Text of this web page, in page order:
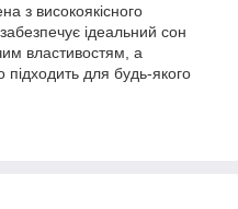
з високоякісного
ідеальний сон
властивостям, а
підходить для будь-якого